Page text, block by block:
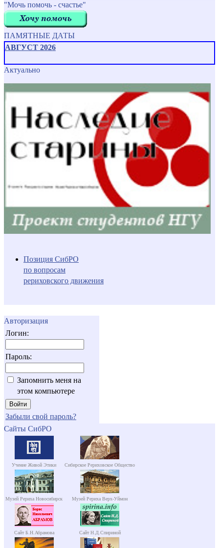
"Мочь помочь - счастье"
ПАМЯТНЫЕ ДАТЫ
АВГУСТ 2026
Актуально
Позиция СибРО
по вопросам
рериховского движения
Авторизация
Логин:
Пароль:
Запомнить меня на
этом компьютере
Забыли свой пароль?
Сайты СибРО
Учение Живой Этики Сибирское Рериховское Общество
Музей Рериха Новосибирск Музей Рериха Верх-Уймон
Сайт Б.Н.Абрамова Сайт Н.Д.Спириной